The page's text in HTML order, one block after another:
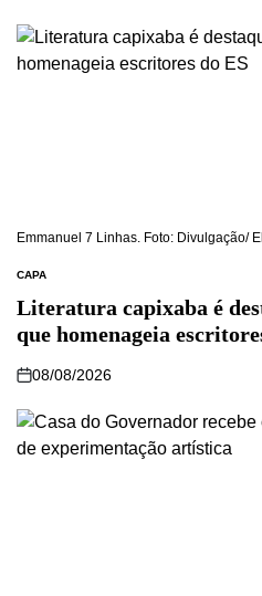
Emmanuel 7 Linhas. Foto: Divulgação/
CAPA
Literatura capixaba é
que homenageia
08/08/2026